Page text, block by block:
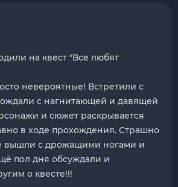
на квест "Все любят
невероятные! Встретили с
с нагнитающей и давящей
и сюжет раскрывается
в ходе прохождения. Страшно
вышли с дрожащими ногами и
пол дня обсуждали и
о квесте!!!